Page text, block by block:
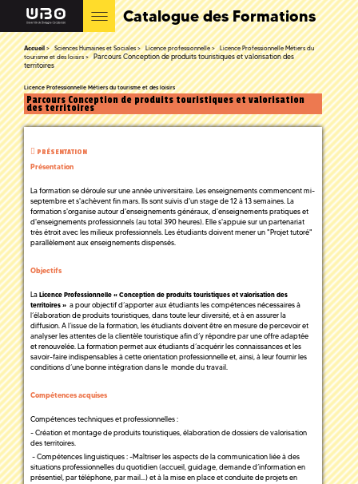
Catalogue des Formations
Accueil Sciences Humaines et Sociales Licence professionnelle
Licence Professionnelle Métiers du
tourisme et des loisirs
Parcours Conception de produits touristiques et valorisation des
territoires
Licence Professionnelle Métiers du tourisme et des loisirs
Parcours Conception de produits touristiques et valorisation
des territoires
PRÉSENTATION
Présentation
La formation se déroule sur une année universitaire. Les enseignements commencent mi-
septembre et s'achèvent fin mars. Ils sont suivis d'un stage de 12 à 13 semaines. La
formation s'organise autour d'enseignements généraux, d'enseignements pratiques et
d'enseignements professionnels (au total 390 heures). Elle s'appuie sur un partenariat
très étroit avec les milieux professionnels. Les étudiants doivent mener un "Projet tutoré"
parallèlement aux enseignements dispensés.
Objectifs
La Licence Professionnelle « Conception de produits touristiques et valorisation des
territoires » a pour objectif d’apporter aux étudiants les compétences nécessaires à
l’élaboration de produits touristiques, dans toute leur diversité, et à en assurer la
diffusion. A l’issue de la formation, les étudiants doivent être en mesure de percevoir et
analyser les attentes de la clientèle touristique afin d’y répondre par une offre adaptée
et renouvelée. La formation permet aux étudiants d’acquérir les connaissances et les
savoir-faire indispensables à cette orientation professionnelle et, ainsi, à leur fournir les
conditions d’une bonne intégration dans le monde du travail.
Compétences acquises
Compétences techniques et professionnelles :
- Création et montage de produits touristiques, élaboration de dossiers de valorisation
des territoires.
- Compétences linguistiques : -Maîtriser les aspects de la communication liée à des
situations professionnelles du quotidien (accueil, guidage, demande d’information en
présentiel, par téléphone, par mail…) et à la mise en place et conduite de projets en